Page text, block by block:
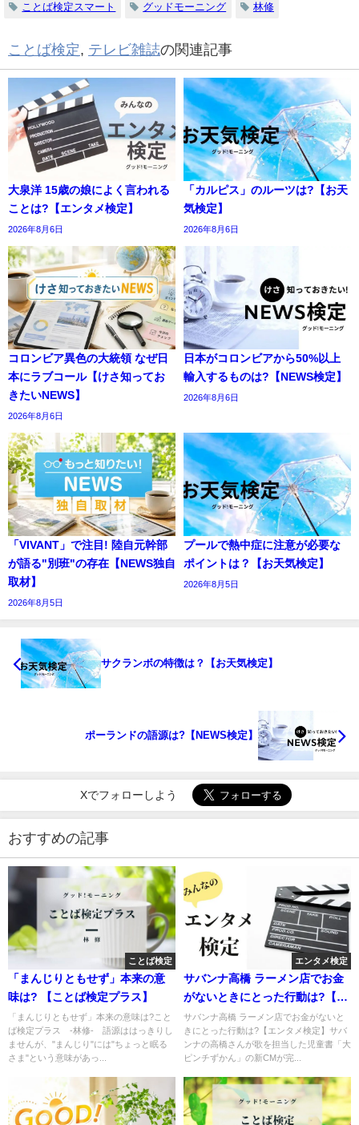
ことば検定スマート グッドモーニング 林修
ことば検定, テレビ雑誌の関連記事
大泉洋 15歳の娘によく言われる
ことは?【エンタメ検定】
2026年8月6日
「カルピス」のルーツは?【お天
気検定】
2026年8月6日
コロンビア異色の大統領 なぜ日
本にラブコール【けさ知ってお
きたいNEWS】
2026年8月6日
日本がコロンビアから50%以上
輸入するものは?【NEWS検定】
2026年8月6日
「VIVANT」で注目! 陸自元幹部
が語る"別班"の存在【NEWS独自
取材】
2026年8月5日
プールで熱中症に注意が必要な
ポイントは？【お天気検定】
2026年8月5日
サクランボの特徴は？【お天気検定】
ポーランドの語源は?【NEWS検定】
Xでフォローしよう
おすすめの記事
ことば検定
「まんじりともせず」本来の意
味は? 【ことば検定プラス】
「まんじりともせず」本来の意味は?こと
ば検定プラス -林修- 語源ははっきりし
ませんが、"まんじり"には"ちょっと眠る
さま"という意味があっ...
エンタメ検定
サバンナ高橋 ラーメン店でお金
がないときにとった行動は?【エ
ンタメ検定】
サバンナ高橋 ラーメン店でお金がないと
きにとった行動は?【エンタメ検定】サバ
ンナの高橋さんが歌を担当した児童書「大
ピンチずかん」の新CMが完...